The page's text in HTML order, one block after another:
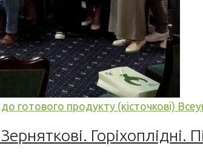
готового продукту (кісточкові)